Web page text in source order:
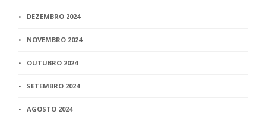
DEZEMBRO 2024
NOVEMBRO 2024
OUTUBRO 2024
SETEMBRO 2024
AGOSTO 2024